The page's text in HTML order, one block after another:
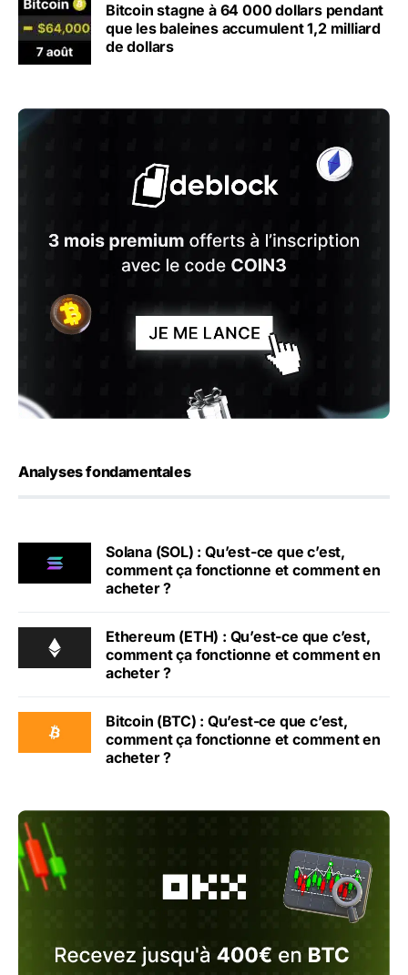
Bitcoin stagne à 64 000 dollars pendant
que les baleines accumulent 1,2 milliard
de dollars
Analyses fondamentales
Solana (SOL) : Qu’est-ce que c’est,
comment ça fonctionne et comment en
acheter ?
Ethereum (ETH) : Qu’est-ce que c’est,
comment ça fonctionne et comment en
acheter ?
Bitcoin (BTC) : Qu’est-ce que c’est,
comment ça fonctionne et comment en
acheter ?